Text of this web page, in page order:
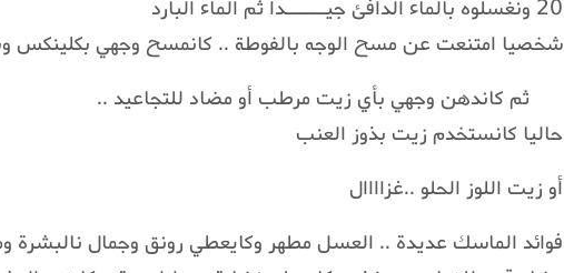
20 ونغسلوه بالماء الدافئ جيــــــدا ثم الماء البارد
شخصيا امتنعت عن مسح الوجه بالفوطة .. كانمسح وجهي بكلينكس
ثم كاندهن وجهي بأي زيت مرطب أو مضاد للتجاعيد ..
حاليا كانستخدم زيت بذوز العنب
أو زيت اللوز الحلو ..غزاااال
فوائد الماسك عديدة .. العسل مطهر وكايعطي رونق وجمال نالبشرة